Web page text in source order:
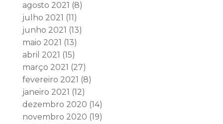
agosto 2021 (8)
julho 2021 (11)
junho 2021 (13)
maio 2021 (13)
abril 2021 (15)
março 2021 (27)
fevereiro 2021 (8)
janeiro 2021 (12)
dezembro 2020 (14)
novembro 2020 (19)